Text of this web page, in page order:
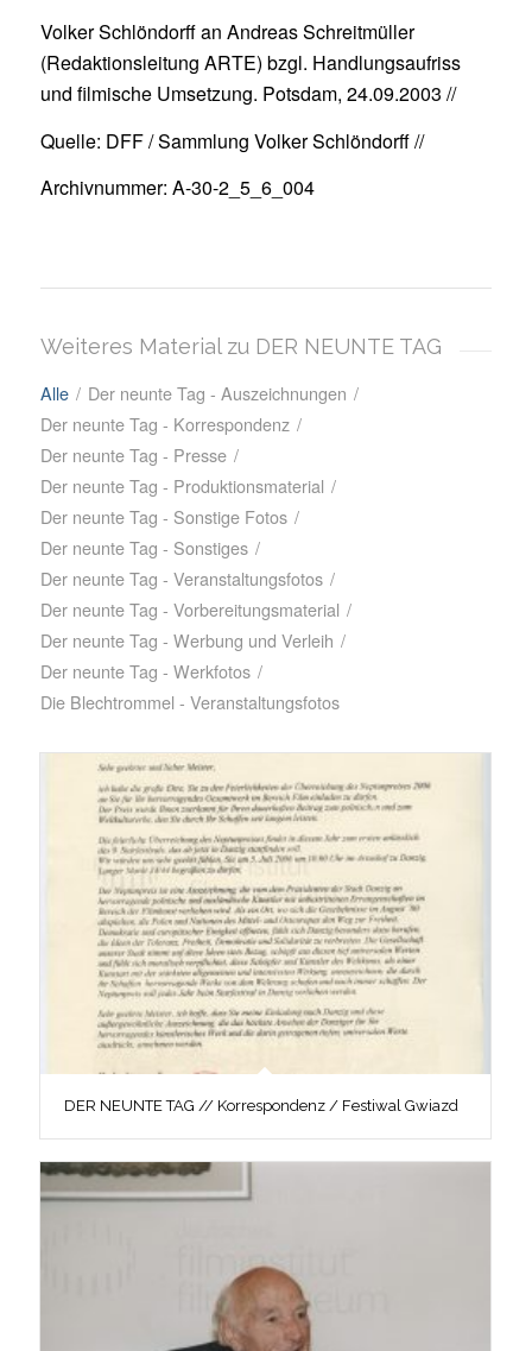
Volker Schlöndorff an Andreas Schreitmüller
(Redaktionsleitung ARTE) bzgl. Handlungsaufriss
und filmische Umsetzung. Potsdam, 24.09.2003 //
Quelle: DFF / Sammlung Volker Schlöndorff //
Archivnummer: A-30-2_5_6_004
Weiteres Material zu DER NEUNTE TAG
Alle / Der neunte Tag - Auszeichnungen /
Der neunte Tag - Korrespondenz /
Der neunte Tag - Presse /
Der neunte Tag - Produktionsmaterial /
Der neunte Tag - Sonstige Fotos /
Der neunte Tag - Sonstiges /
Der neunte Tag - Veranstaltungsfotos /
Der neunte Tag - Vorbereitungsmaterial /
Der neunte Tag - Werbung und Verleih /
Der neunte Tag - Werkfotos /
Die Blechtrommel - Veranstaltungsfotos
DER NEUNTE TAG // Korrespondenz / Festiwal Gwiazd